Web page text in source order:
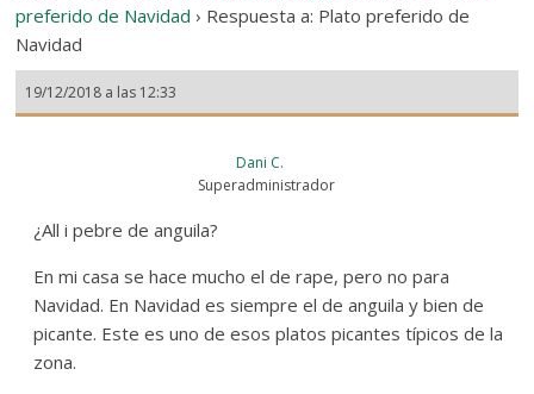
preferido de Navidad › Respuesta a: Plato preferido de
Navidad
19/12/2018 a las 12:33
Dani C.
Superadministrador
¿All i pebre de anguila?
En mi casa se hace mucho el de rape, pero no para
Navidad. En Navidad es siempre el de anguila y bien de
picante. Este es uno de esos platos picantes típicos de la
zona.